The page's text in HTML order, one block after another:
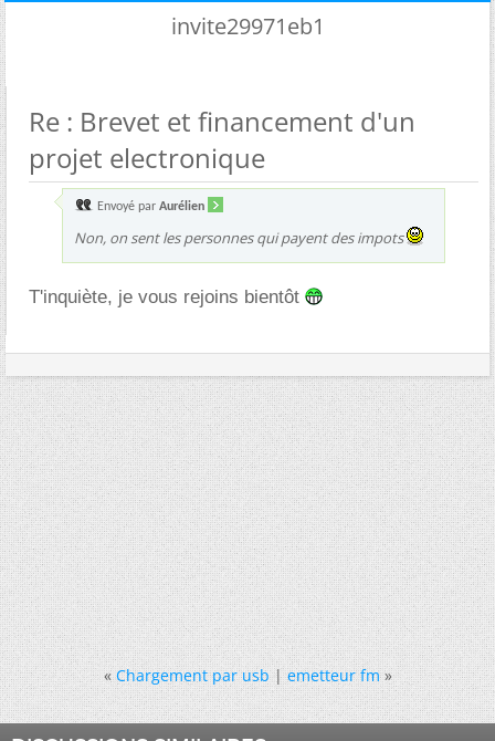
invite29971eb1
Re : Brevet et financement d'un
projet electronique
Envoyé par Aurélien
Non, on sent les personnes qui payent des impots
T'inquiète, je vous rejoins bientôt
« Chargement par usb|emetteur fm »